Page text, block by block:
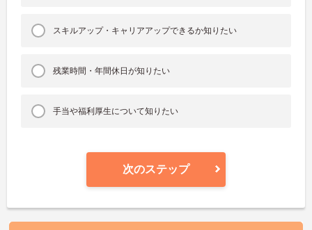
スキルアップ・キャリアアップできるか知りたい
残業時間・年間休日が知りたい
手当や福利厚生について知りたい
次のステップ